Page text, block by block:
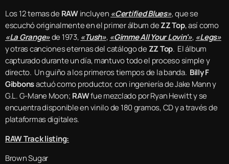
Los 12 temas de RAWincluyen «Certified Blues», que se
escuchó originalmente en el primer álbum deZZ Top, así como
«La Grange»de 1973, «Tush», «Gimme All Your Lovin'», «Legs»
y otras canciones eternas del catálogo deZZ Top. El álbum
capturado durante un día, mantuvo todo el proceso simple y
directo. Un guiño a los primeros tiempos de la banda. Billy F
Gibbonsactuó como productor, con ingeniería de Jake Mann y
G.L. G-Mane Moon; RAWfue mezclado por Ryan Hewitt y se
encuentra disponible en vinilo de 180 gramos, CD y a través de
plataformas digitales.
RAW Track listing:
Brown Sugar